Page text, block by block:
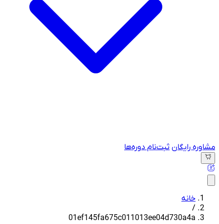
مشاوره رایگان ثبت‌نام دوره‌ها
خانه
/
01ef145fa675c011013ee04d730a4a